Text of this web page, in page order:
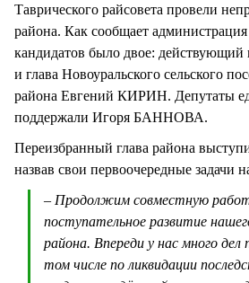
Таврического райсовета провели
района. Как сообщает
кандидатов было двое:
и глава Новоуральского сельского
района Евгений КИРИН. Депутаты
поддержали Игоря БАННОВА.
Переизбранный глава района
назвав свои первоочередные задачи
– Продолжим совместную
поступательное развитие
района. Впереди у нас много дел
том числе по ликвидации